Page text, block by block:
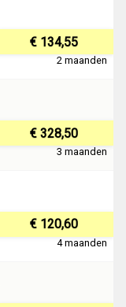
€ 134,55
2 maanden
€ 328,50
3 maanden
€ 120,60
4 maanden